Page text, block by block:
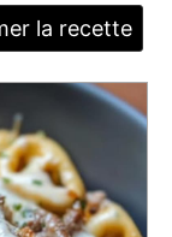
la recette